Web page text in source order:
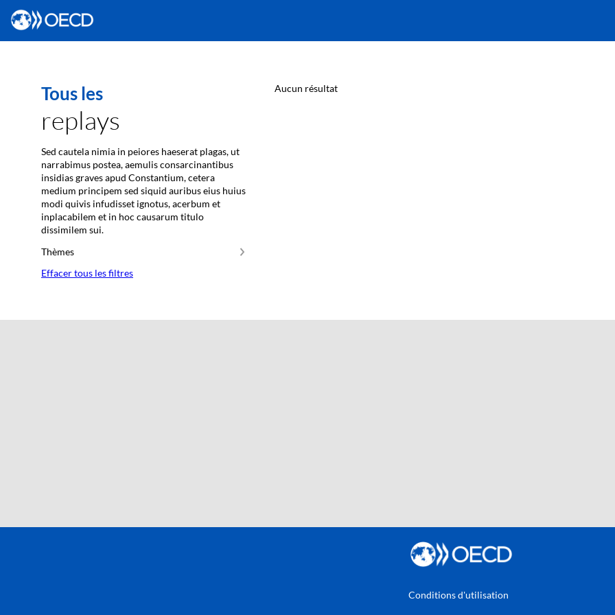
Tous les
replays
Sed cautela nimia in peiores haeserat plagas, ut
narrabimus postea, aemulis consarcinantibus
insidias graves apud Constantium, cetera
medium principem sed siquid auribus eius huius
modi quivis infudisset ignotus, acerbum et
inplacabilem et in hoc causarum titulo
dissimilem sui.
Thèmes
Effacer tous les filtres
Aucun résultat
Conditions d'utilisation